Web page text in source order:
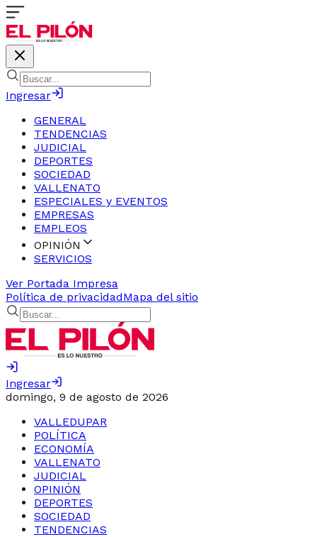
Ingresar
GENERAL
TENDENCIAS
JUDICIAL
DEPORTES
SOCIEDAD
VALLENATO
ESPECIALES y EVENTOS
EMPRESAS
EMPLEOS
OPINIÓN
SERVICIOS
Ver Portada Impresa
Política de privacidadMapa del sitio
Ingresar
domingo, 9 de agosto de 2026
VALLEDUPAR
POLÍTICA
ECONOMÍA
VALLENATO
JUDICIAL
OPINIÓN
DEPORTES
SOCIEDAD
TENDENCIAS